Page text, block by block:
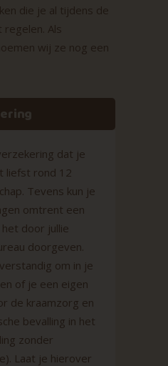
die je al tijdens de
regelen. Als
wij ze nog een
dat je
liefst rond 12
Tevens kun je
omtrent een
door jullie
doorgeven.
om in je
of je een eigen
de kraamzorg en
bevalling in het
zonder
Laat je hierover